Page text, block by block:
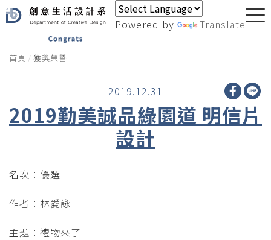
Powered by Translate
首頁 獲獎榮譽
2019.12.31
2019勤美誠品綠園道 明信片
設計
名次：優選
作者：林愛詠
主題：禮物來了